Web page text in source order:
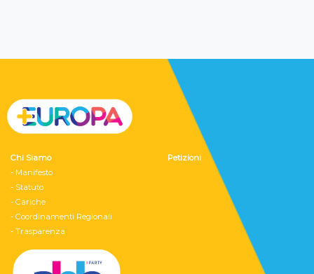
Chi Siamo
- Manifesto
- Statuto
- Cariche
- Coordinamenti Regionali
- Trasparenza
Petizioni